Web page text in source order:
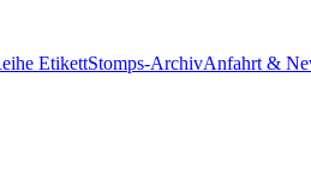
EtikettStomps-ArchivAnfahrt &